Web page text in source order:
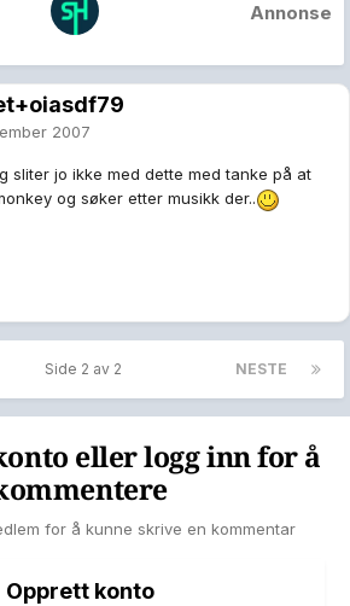
Annonse
2007
sliter jo ikke med dette med tanke på at
og søker etter musikk der..
NESTE
Side 2 av 2
eller logg inn for å
for å kunne skrive en kommentar
Opprett konto